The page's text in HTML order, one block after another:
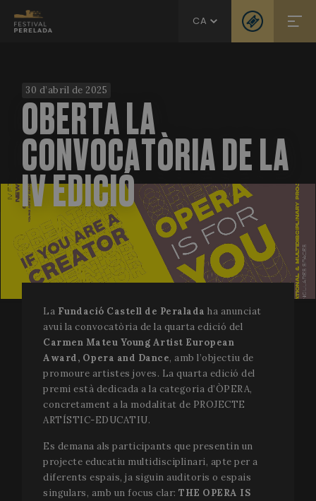
CA
30 d’abril de 2025
OBERTA LA
CONVOCATÒRIA DE LA
IV EDICIÓ
La Fundació Castell de Peralada ha anunciat
avui la convocatòria de la quarta edició del
Carmen Mateu Young Artist European
Award, Opera and Dance, amb l’objectiu de
promoure artistes joves. La quarta edició del
premi està dedicada a la categoria d’ÒPERA,
concretament a la modalitat de PROJECTE
ARTÍSTIC-EDUCATIU.
Es demana als participants que presentin un
projecte educatiu multidisciplinari, apte per a
diferents espais, ja siguin auditoris o espais
singulars, amb un focus clar: THE OPERA IS